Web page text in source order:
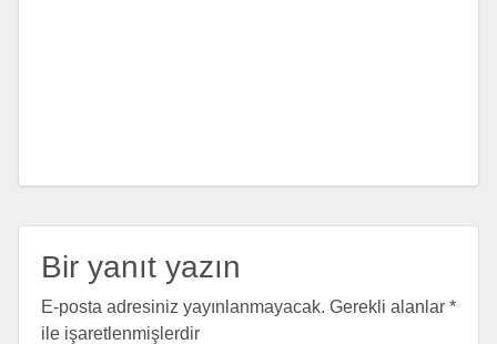
Bir yanıt yazın
E-posta adresiniz yayınlanmayacak. Gerekli alanlar *
ile işaretlenmişlerdir